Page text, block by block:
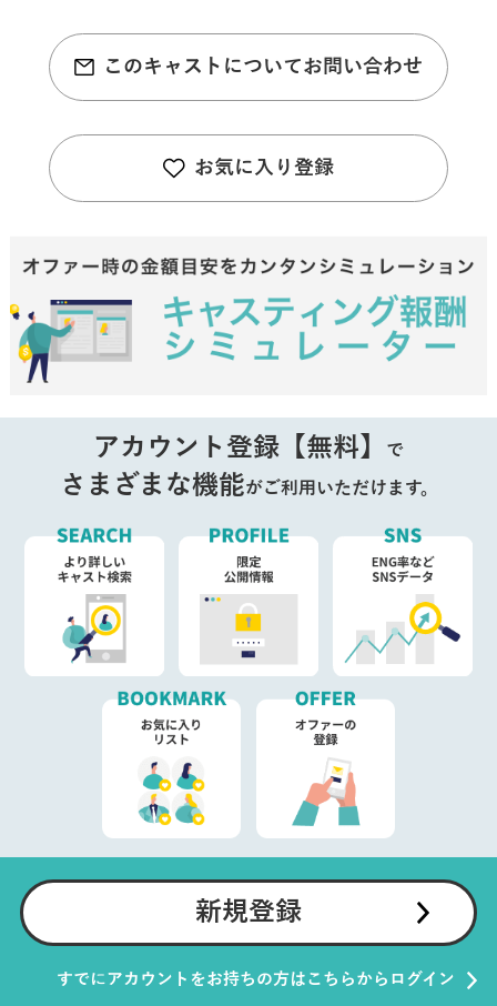
このキャストについてお問い合わせ
お気に入り登録
アカウント登録【無料】 で
さまざまな機能がご利用いただけます。
新規登録
すでにアカウントをお持ちの方はこちらからログイン